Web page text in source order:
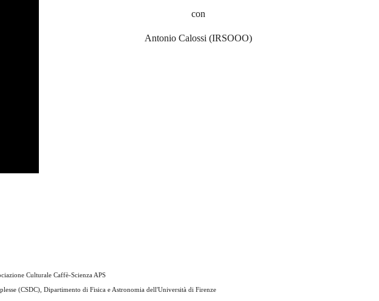
con
Antonio Calossi (IRSOOO)
Culturale Caffè-Scienza APS
(CSDC), Dipartimento di Fisica e Astronomia dell'Università di Firenze